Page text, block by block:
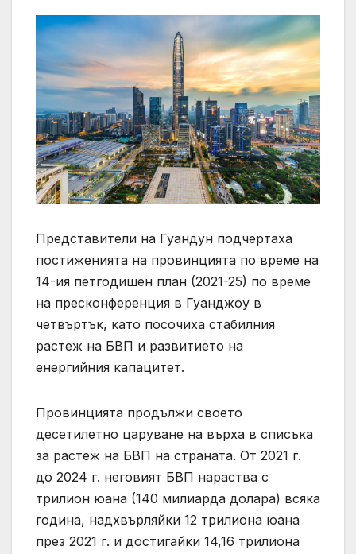
Представители на Гуандун подчертаха
постиженията на провинцията по време на
14-ия петгодишен план (2021-25) по време
на пресконференция в Гуанджоу в
четвъртък, като посочиха стабилния
растеж на БВП и развитието на
енергийния капацитет.
Провинцията продължи своето
десетилетно царуване на върха в списъка
за растеж на БВП на страната. От 2021 г.
до 2024 г. неговият БВП нараства с
трилион юана (140 милиарда долара) всяка
година, надхвърляйки 12 трилиона юана
през 2021 г. и достигайки 14,16 трилиона